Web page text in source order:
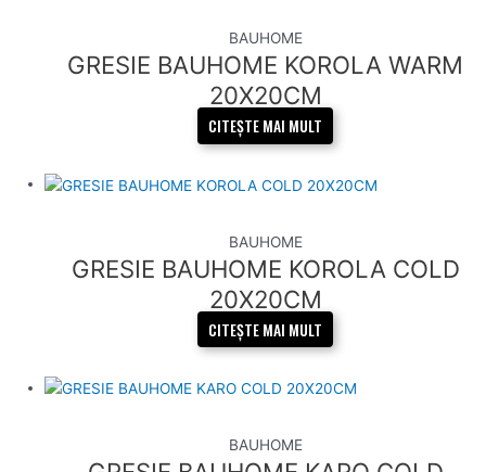
BAUHOME
GRESIE BAUHOME KOROLA WARM
20X20CM
CITEȘTE MAI MULT
BAUHOME
GRESIE BAUHOME KOROLA COLD
20X20CM
CITEȘTE MAI MULT
BAUHOME